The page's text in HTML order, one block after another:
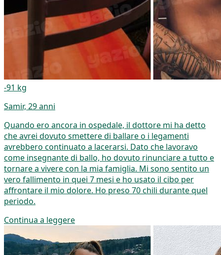
-91 kg
Samir, 29 anni
Quando ero ancora in ospedale, il dottore mi ha detto
che avrei dovuto smettere di ballare o i legamenti
avrebbero continuato a lacerarsi. Dato che lavoravo
come insegnante di ballo, ho dovuto rinunciare a tutto e
tornare a vivere con la mia famiglia. Mi sono sentito un
vero fallimento in quei 7 mesi e ho usato il cibo per
affrontare il mio dolore. Ho preso 70 chili durante quel
periodo.
Continua a leggere